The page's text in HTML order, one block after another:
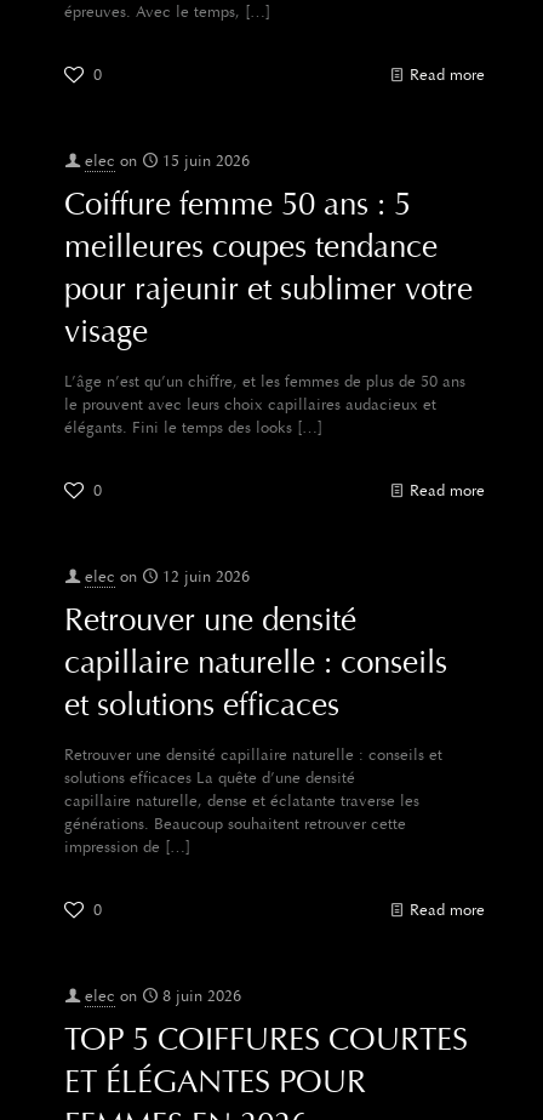
épreuves. Avec le temps, […]
0 Read more
elec on 15 juin 2026
Coiffure femme 50 ans : 5
meilleures coupes tendance
pour rajeunir et sublimer votre
visage
L’âge n’est qu’un chiffre, et les femmes de plus de 50 ans
le prouvent avec leurs choix capillaires audacieux et
élégants. Fini le temps des looks […]
0 Read more
elec on 12 juin 2026
Retrouver une densité
capillaire naturelle : conseils
et solutions efficaces
Retrouver une densité capillaire naturelle : conseils et
solutions efficaces La quête d’une densité
capillaire naturelle, dense et éclatante traverse les
générations. Beaucoup souhaitent retrouver cette
impression de […]
0 Read more
elec on 8 juin 2026
TOP 5 COIFFURES COURTES
ET ÉLÉGANTES POUR